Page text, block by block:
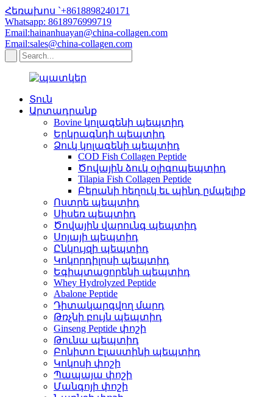
Հեռախոս `+8618898240171
Whatsapp: 8618976999719
Email:hainanhuayan@china-collagen.com
Email:sales@china-collagen.com
Տուն
Արտադրանք
Bovine կոլագենի պեպտիդ
Երկրագնդի պեպտիդ
Ձուկ կոլագենի պեպտիդ
COD Fish Collagen Peptide
Ծովային ձուկ օլիգոպեպտիդ
Tilapia Fish Collagen Peptide
Բերանի հեղուկ եւ պինդ ըմպելիք
Ոստրե պեպտիդ
Սիսեռ պեպտիդ
Ծովային վարունգ պեպտիդ
Սոյայի պեպտիդ
Ընկույզի պեպտիդ
Կոկորդիլոսի պեպտիդ
Եգիպտացորենի պեպտիդ
Whey Hydrolyzed Peptide
Abalone Peptide
Դիտակարգվող մարդ
Թռչնի բույն պեպտիդ
Ginseng Peptide փոշի
Թունա պեպտիդ
Բոնիտո Էլաստինի պեպտիդ
Կոկոսի փոշի
Պապայա փոշի
Մանգոյի փոշի